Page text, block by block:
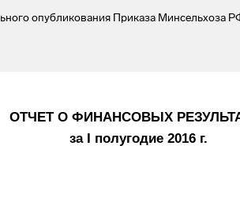
опубликования Приказа Минсельхоза
ОТЧЕТ О ФИНАНСОВЫХ
за I полугодие 2016 г.